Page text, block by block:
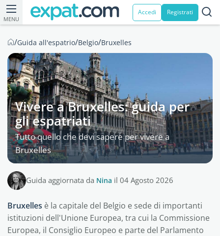
MENU
Accedi Registrati
/Guida all'espatrio/Belgio/Bruxelles
Vivere a Bruxelles: guida per
gli espatriati
Tutto quello che devi sapere per vivere a
Bruxelles
Guida aggiornata da Nina il 04 Agosto 2026
Bruxelles è la capitale del Belgio e sede di importanti
istituzioni dell'Unione Europea, tra cui la Commissione
Europea, il Consiglio Europeo e parte del Parlamento